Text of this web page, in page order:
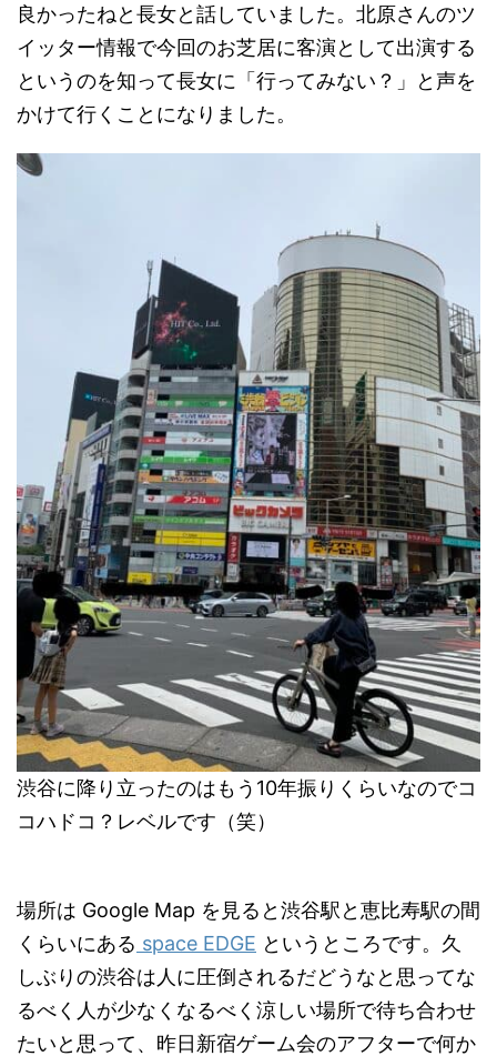
良かったねと長女と話していました。北原さんのツ
イッター情報で今回のお芝居に客演として出演する
というのを知って長女に「行ってみない？」と声を
かけて行くことになりました。
渋谷に降り立ったのはもう10年振りくらいなのでコ
コハドコ？レベルです（笑）
場所は Google Map を見ると渋谷駅と恵比寿駅の間
くらいにある space EDGE というところです。久
しぶりの渋谷は人に圧倒されるだどうなと思ってな
るべく人が少なくなるべく涼しい場所で待ち合わせ
たいと思って、昨日新宿ゲーム会のアフターで何か